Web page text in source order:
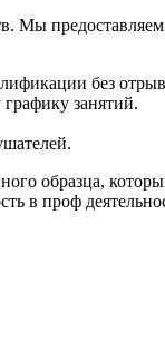
без
занятий.
образца,
в проф